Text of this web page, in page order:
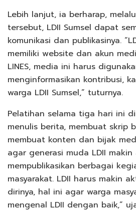
Lebih lanjut, ia berharap,
tersebut, LDII Sumsel dapat
komunikasi dan publikasinya.
memiliki website dan akun
LINES, media ini harus
menginformasikan kontribusi,
warga LDII Sumsel,” tuturnya.
Pelatihan selama tiga hari ini
menulis berita, membuat skrip
membuat konten dan bijak
agar generasi muda LDII
mempublikasikan berbagai
masyarakat. LDII harus makin
dirinya, hal ini agar warga
mengenal LDII dengan baik,”